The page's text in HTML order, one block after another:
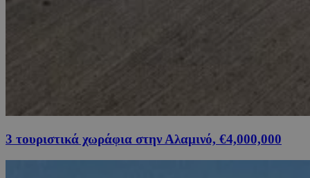
3 τουριστικά χωράφια στην Αλαμινό, €4,000,000